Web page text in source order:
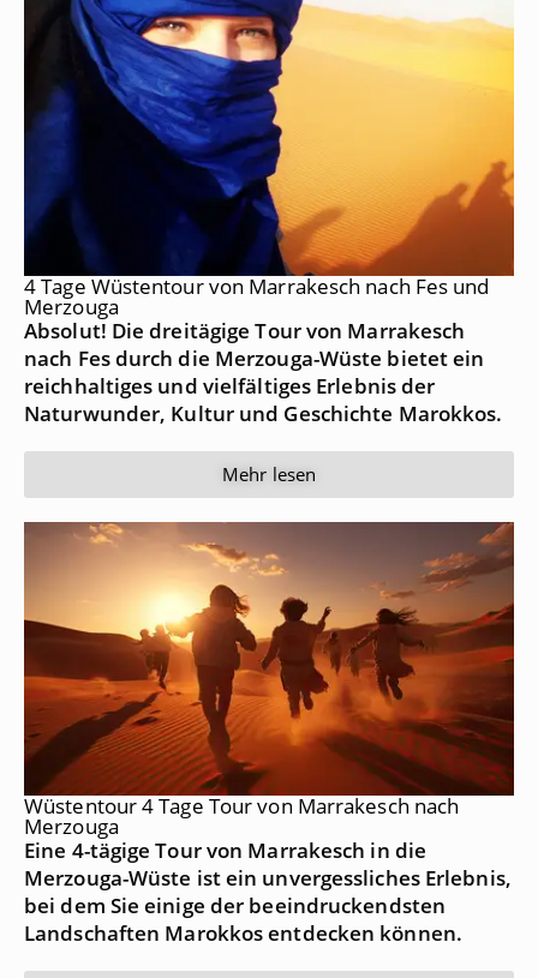
4 Tage Wüstentour von Marrakesch nach Fes und
Merzouga
Absolut! Die dreitägige Tour von Marrakesch
nach Fes durch die Merzouga-Wüste bietet ein
reichhaltiges und vielfältiges Erlebnis der
Naturwunder, Kultur und Geschichte Marokkos.
Mehr lesen
Wüstentour 4 Tage Tour von Marrakesch nach
Merzouga
Eine 4-tägige Tour von Marrakesch in die
Merzouga-Wüste ist ein unvergessliches Erlebnis,
bei dem Sie einige der beeindruckendsten
Landschaften Marokkos entdecken können.